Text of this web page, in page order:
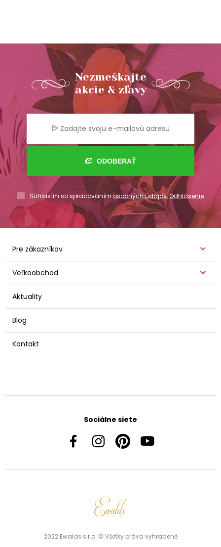
Nezmeškajte
akcie & zľavy
ODOBERAŤ
Súhlasím so spracovaním osobných údajov,Odhlásenie
Pre zákazníkov
Veľkoobchod
Aktuality
Blog
Kontakt
Sociálne siete
2022 Ewalds s.r.o. © Všetky práva vyhradené